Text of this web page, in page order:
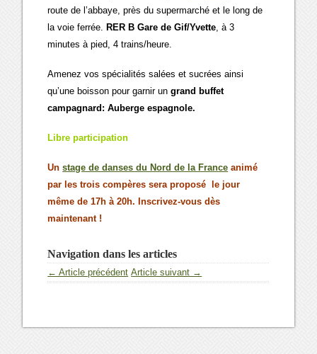
route de l’abbaye, près du supermarché et le long de
la voie ferrée. RER B Gare de Gif/Yvette, à 3
minutes à pied, 4 trains/heure.
Amenez vos spécialités salées et sucrées ainsi
qu’une boisson pour garnir ungrand buffet
campagnard: Auberge espagnole.
Libre participation
Unstage de danses du Nord de la France animé
par les trois compères sera proposé le jour
même de 17h à 20h. Inscrivez-vous dès
maintenant !
Navigation dans les articles
← Article précédent Article suivant →